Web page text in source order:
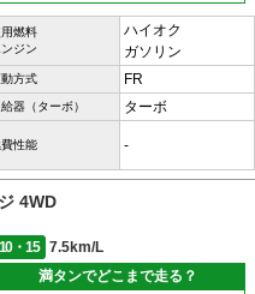
燃料
ジン
ハイオク
ガソリン
方式 FR
器（ターボ） ターボ
性能 -
4WD
10・15
7.5km/L
満タンでどこまで走る？